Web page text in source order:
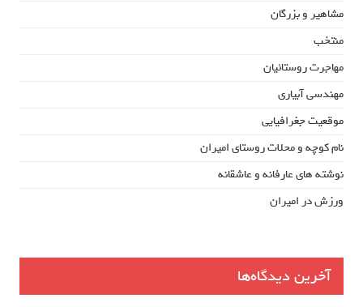
مشاهیر و بزرگان
منتخب
مهاجرت روستائیان
مهندسی آبیاری
موقعیت جغرافیایی
نام کوچه و محلات روستای امیران
نوشته های عارفانه و عاشقانه
ورزش در امیران
آخرین دیدگاه‌ها